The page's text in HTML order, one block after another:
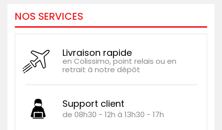
NOS SERVICES
Livraison rapide
en Colissimo, point relais ou en
retrait à notre dépôt
Support client
de 08h30 - 12h à 13h30 - 17h